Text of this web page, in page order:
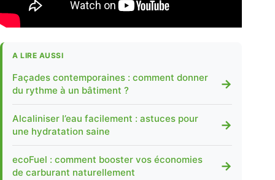
A LIRE AUSSI
Façades contemporaines : comment donner
du rythme à un bâtiment ?
→
Alcaliniser l’eau facilement : astuces pour
une hydratation saine
→
ecoFuel : comment booster vos économies
de carburant naturellement
→